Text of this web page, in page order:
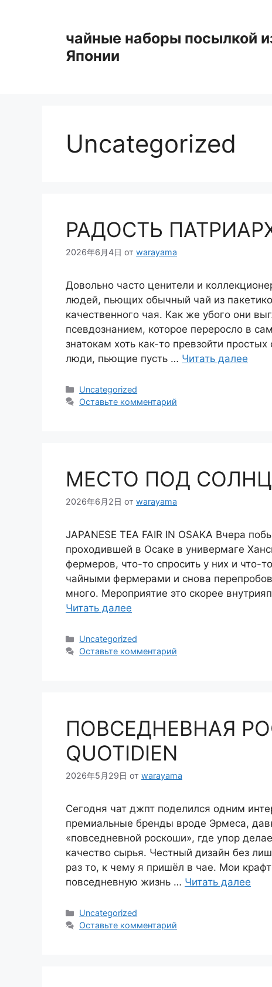
содержимомучайные наборы посылкой
Японии
Uncategorized
РАДОСТЬ
2026年6月4日 от warayama
Довольно часто ценители и
людей, пьющих обычный чай из
качественного чая. Как же убого они
псевдознанием, которое переросло в
знатокам хоть как-то превзойти
люди, пьющие пусть … Читать далее
Рубрики
Uncategorized
Оставьте комментарий
МЕСТО ПОД
2026年6月2日 от warayama
JAPANESE TEA FAIR IN OSAKA Вчера
проходившей в Осаке в универмаге
фермеров, что-то спросить у них и что-
чайными фермерами и снова
много. Мероприятие это скорее
Читать далее
Рубрики
Uncategorized
Оставьте комментарий
ПОВСЕДНЕВНАЯ
QUOTIDIEN
2026年5月29日 от warayama
Сегодня чат джпт поделился одним
премиальные бренды вроде Эрмеса,
«повседневной роскоши», где упор
качество сырья. Честный дизайн без
раз то, к чему я пришёл в чае. Мои
повседневную жизнь … Читать далее
Рубрики
Uncategorized
Оставьте комментарий